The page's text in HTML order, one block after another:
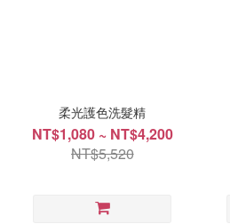
柔光護色洗髮精
NT$1,080 ~ NT$4,200
NT$5,520